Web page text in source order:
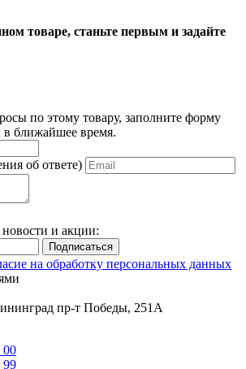
товаре, станьте первым и задайте
по этому товару, заполните форму
ближайшее время.
об ответе)
и акции:
Подписаться
на обработку персональных данных
пр-т Победы, 251А
00
99